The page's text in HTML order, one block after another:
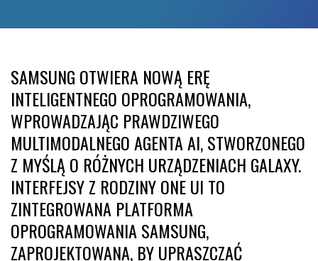
SAMSUNG OTWIERA NOWĄ ERĘ
INTELIGENTNEGO OPROGRAMOWANIA,
WPROWADZAJĄC PRAWDZIWEGO
MULTIMODALNEGO AGENTA AI, STWORZONEGO
Z MYŚLĄ O RÓŻNYCH URZĄDZENIACH GALAXY.
INTERFEJSY Z RODZINY ONE UI TO
ZINTEGROWANA PLATFORMA
OPROGRAMOWANIA SAMSUNG,
ZAPROJEKTOWANA, BY UPRASZCZAĆ